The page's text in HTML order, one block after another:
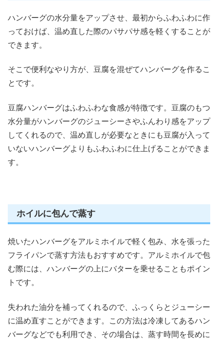
ハンバーグの水分量をアップさせ、最初からふわふわに作
っておけば、温め直した際のパサパサ感を軽くすることが
できます。
そこで便利なやり方が、豆腐を混ぜてハンバーグを作るこ
とです。
豆腐ハンバーグはふわふわな食感が特徴です。豆腐のもつ
水分量がハンバーグのジューシーさやふんわり感をアップ
してくれるので、温め直しが必要なときにも豆腐が入って
いないハンバーグよりもふわふわに仕上げることができま
す。
ホイルに包んで蒸す
焼いたハンバーグをアルミホイルで軽く包み、水を張った
フライパンで蒸す方法もおすすめです。アルミホイルで包
む際には、ハンバーグの上にバターを乗せることもポイン
トです。
失われた油分を補ってくれるので、ふっくらとジューシー
に温め直すことができます。この方法は冷凍してあるハン
バーグなどでも利用でき、その場合は、蒸す時間を長めに